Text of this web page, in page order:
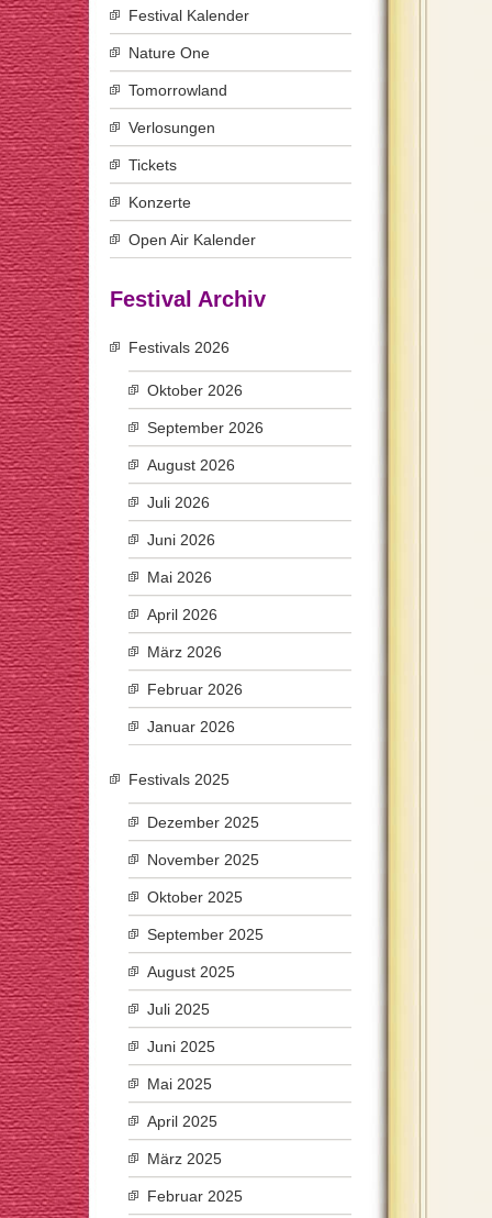
Festival Kalender
Nature One
Tomorrowland
Verlosungen
Tickets
Konzerte
Open Air Kalender
Festival Archiv
Festivals 2026
Oktober 2026
September 2026
August 2026
Juli 2026
Juni 2026
Mai 2026
April 2026
März 2026
Februar 2026
Januar 2026
Festivals 2025
Dezember 2025
November 2025
Oktober 2025
September 2025
August 2025
Juli 2025
Juni 2025
Mai 2025
April 2025
März 2025
Februar 2025